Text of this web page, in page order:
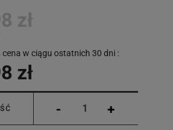
zł
cena w ciągu ostatnich 30 dni :
zł
- +